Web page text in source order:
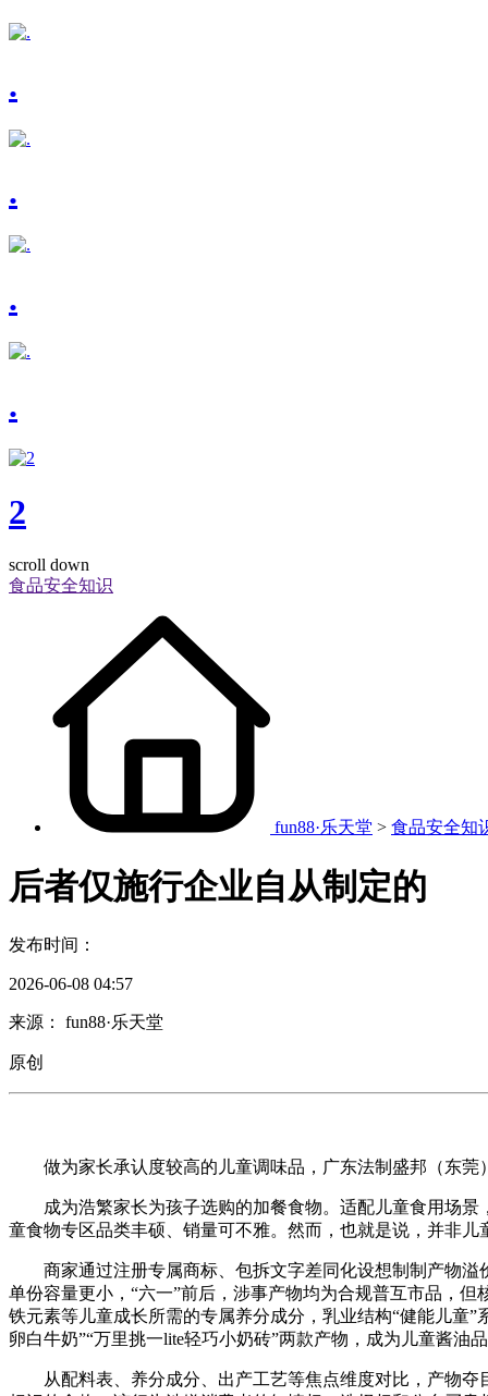
.
.
.
.
2
scroll down
食品安全知识
fun88·乐天堂 > 食品安全知
后者仅施行企业自从制定的
发布时间：
2026-06-08 04:57
来源： fun88·乐天堂
原创
做为家长承认度较高的儿童调味品，广东法制盛邦（东莞
成为浩繁家长为孩子选购的加餐食物。适配儿童食用场景
童食物专区品类丰硕、销量可不雅。然而，也就是说，并非
商家通过注册专属商标、包拆文字差同化设想制制产物溢
单份容量更小，“六一”前后，涉事产物均为合规普互市品，
铁元素等儿童成长所需的专属养分成分，乳业结构“健能儿童
卵白牛奶”“万里挑一lite轻巧小奶砖”两款产物，成为儿童酱油
从配料表、养分成分、出产工艺等焦点维度对比，产物夺